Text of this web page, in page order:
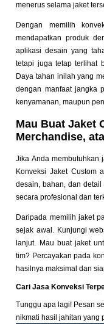
menerus selama jaket
Dengan memilih
mendapatkan produk
aplikasi desain yang
tetapi juga tetap terlihat
Daya tahan inilah yang
dengan manfaat jangka
kenyamanan, maupun
Mau Buat Jaket
Merchandise,
Jika Anda membutuhkan
Konveksi Jaket Custom
desain, bahan, dan
secara profesional dan
Daripada memilih jaket
sejak awal. Kunjungi
lanjut. Mau buat jaket
tim? Percayakan pada
hasilnya maksimal dan
Cari Jasa Konveksi
Tunggu apa lagi! Pesan
nikmati hasil jahitan yang